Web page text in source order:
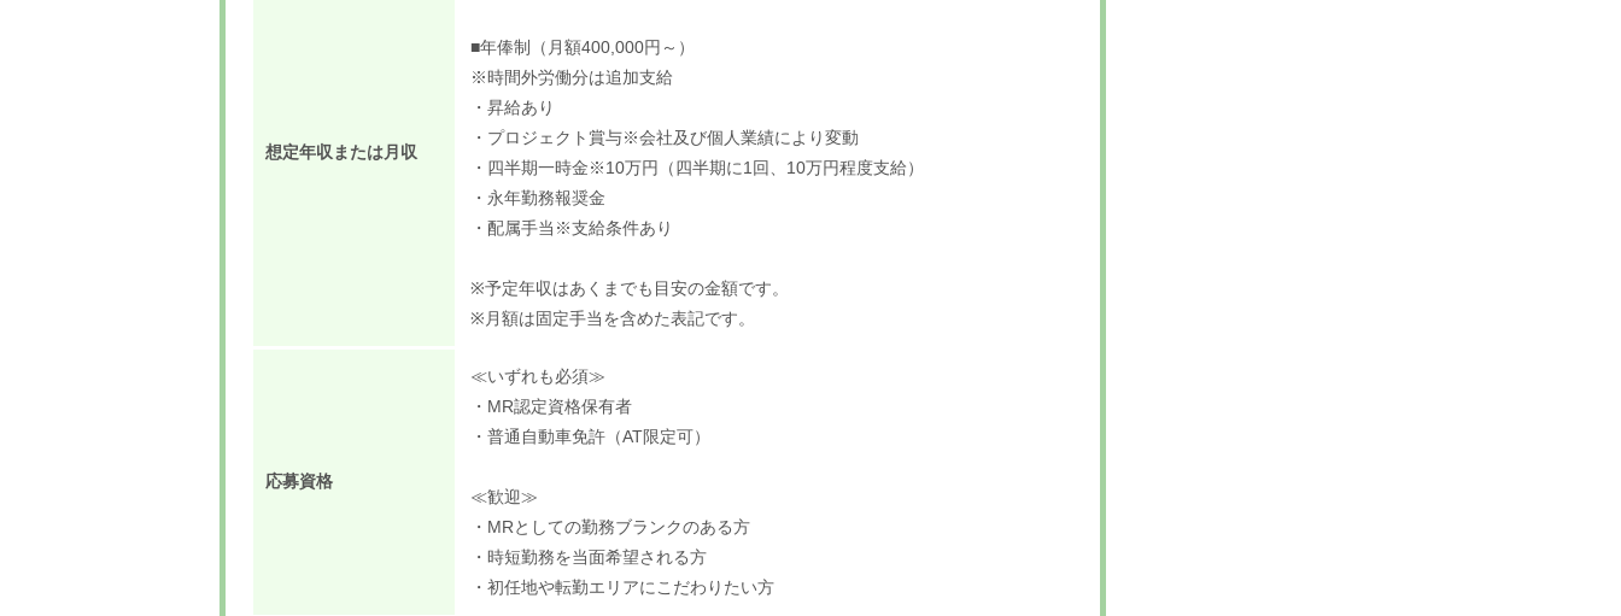
想定年収または月収
■年俸制（月額400,000円～）
※時間外労働分は追加支給
・昇給あり
・プロジェクト賞与※会社及び個人業績により変動
・四半期一時金※10万円（四半期に1回、10万円程度支給）
・永年勤務報奨金
・配属手当※支給条件あり
※予定年収はあくまでも目安の金額です。
※月額は固定手当を含めた表記です。
応募資格
≪いずれも必須≫
・MR認定資格保有者
・普通自動車免許（AT限定可）
≪歓迎≫
・MRとしての勤務ブランクのある方
・時短勤務を当面希望される方
・初任地や転勤エリアにこだわりたい方